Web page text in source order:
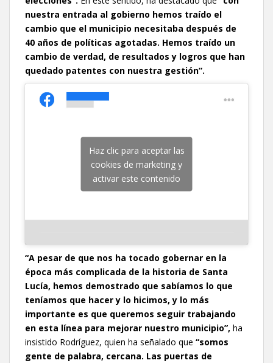
nuestra entrada al gobierno hemos traído el
cambio que el municipio necesitaba después de
40 años de políticas agotadas. Hemos traído un
cambio de verdad, de resultados y logros que han
quedado patentes con nuestra gestión”.
Haz clic para aceptar las
cookies de marketing y
activar este contenido
“A pesar de que nos ha tocado gobernar en la
época más complicada de la historia de Santa
Lucía, hemos demostrado que sabíamos lo que
teníamos que hacer y lo hicimos, y lo más
importante es que queremos seguir trabajando
en esta línea para mejorar nuestro municipio”, ha
insistido Rodríguez, quien ha señalado que “somos
gente de palabra, cercana. Las puertas de